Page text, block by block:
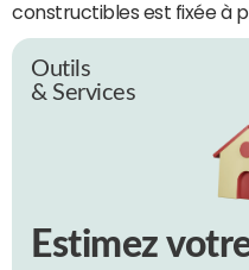
constructibles est fixée à
Outils
& Services
Estimez